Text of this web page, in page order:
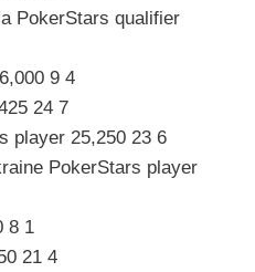
PokerStars qualifier
9 4
24 7
player 25,250 23 6
PokerStars player
8 1
21 4